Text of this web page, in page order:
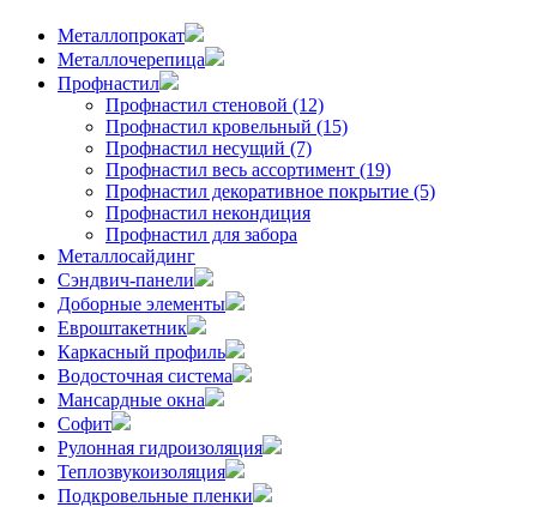
Металлопрокат
Металлочерепица
Профнастил
Профнастил стеновой (12)
Профнастил кровельный (15)
Профнастил несущий (7)
Профнастил весь ассортимент (19)
Профнастил декоративное покрытие (5)
Профнастил некондиция
Профнастил для забора
Металлосайдинг
Сэндвич-панели
Доборные элементы
Евроштакетник
Каркасный профиль
Водосточная система
Мансардные окна
Софит
Рулонная гидроизоляция
Теплозвукоизоляция
Подкровельные пленки